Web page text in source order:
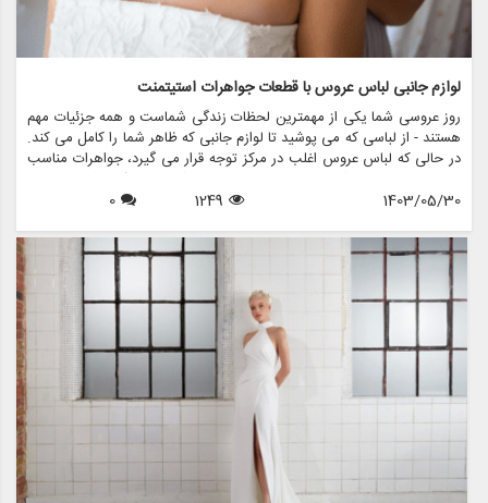
لوازم جانبی لباس عروس با قطعات جواهرات استیتمنت
روز عروسی شما یکی از مهمترین لحظات زندگی شماست و همه جزئیات مهم
هستند - از لباسی که می پوشید تا لوازم جانبی که ظاهر شما را کامل می کند.
در حالی که لباس عروس اغلب در مرکز توجه قرار می گیرد، جواهرات مناسب
می تواند مجموعه شما را ارتقا دهد و استایل شما را منعکس کند. در این
مقاله، نحوه تزیین لباس عروسی خود را با جواهرات بیان می کنیم تا اطمینان
مزون چرخچی چگونه می تواند به شما در یافتن اکسسوری های عروس
مناسب برای تکمیل لباس شما کمک کند.
1403/05/30
1249
0